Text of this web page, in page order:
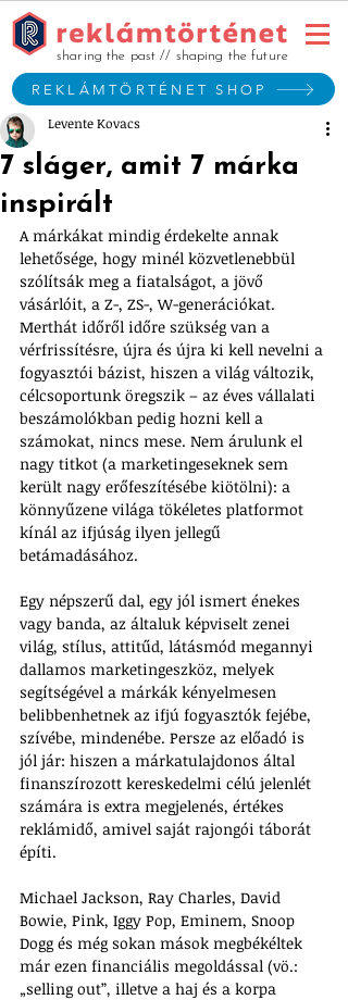
REKLÁMTÖRTÉNET SHOP
sharing the past // shaping the future
7 sláger, amit 7 márka
inspirált
Levente Kovacs
A márkákat mindig érdekelte annak
lehetősége, hogy minél közvetlenebbül
szólítsák meg a fiatalságot, a jövő
vásárlóit, a Z-, ZS-, W-generációkat.
Merthát időről időre szükség van a
vérfrissítésre, újra és újra ki kell nevelni a
fogyasztói bázist, hiszen a világ változik,
célcsoportunk öregszik – az éves vállalati
beszámolókban pedig hozni kell a
számokat, nincs mese. Nem árulunk el
nagy titkot (a marketingeseknek sem
került nagy erőfeszítésébe kiötölni): a
könnyűzene világa tökéletes platformot
kínál az ifjúság ilyen jellegű
betámadásához.
Egy népszerű dal, egy jól ismert énekes
vagy banda, az általuk képviselt zenei
világ, stílus, attitűd, látásmód megannyi
dallamos marketingeszköz, melyek
segítségével a márkák kényelmesen
belibbenhetnek az ifjú fogyasztók fejébe,
szívébe, mindenébe. Persze az előadó is
jól jár: hiszen a márkatulajdonos által
finanszírozott kereskedelmi célú jelenlét
számára is extra megjelenés, értékes
reklámidő, amivel saját rajongói táborát
építi.
Michael Jackson, Ray Charles, David
Bowie, Pink, Iggy Pop, Eminem, Snoop
Dogg és még sokan mások megbékéltek
már ezen financiális megoldással (vö.:
„selling out”, illetve a haj és a korpa